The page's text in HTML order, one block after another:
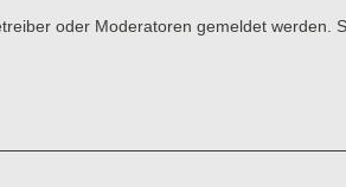
oder Moderatoren gemeldet werden.